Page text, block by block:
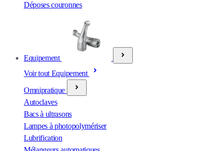
Déposes couronnes
Equipement
Voir tout Equipement
Omnipratique
Autoclaves
Bacs à ultrasons
Lampes à photopolymériser
Lubrification